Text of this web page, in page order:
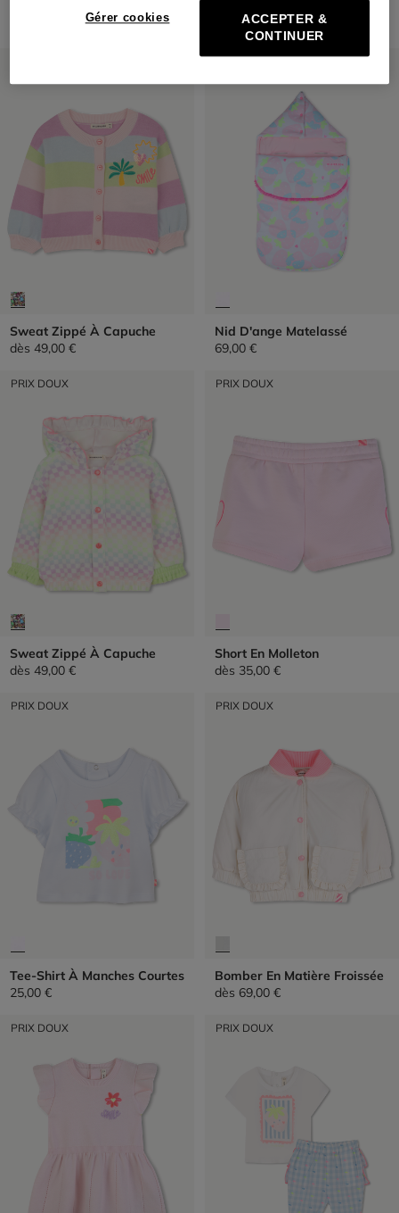
Petit Sac À Dos
69,00 €
Sweat Zippé À Capuche
dès 49,00 €
PRIX DOUX
Nid D'ange Matelassé
69,00 €
PRIX DOUX
Sweat Zippé À Capuche
dès 49,00 €
PRIX DOUX
Short En Molleton
dès 35,00 €
PRIX DOUX
Tee-Shirt À Manches Courtes
25,00 €
PRIX DOUX
Bomber En Matière Froissée
dès 69,00 €
PRIX DOUX PRIX DOUX
Gérer cookies
ACCEPTER &
CONTINUER